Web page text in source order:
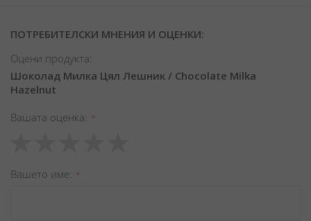
ПОТРЕБИТЕЛСКИ МНЕНИЯ И ОЦЕНКИ:
Оцени продукта:
Шоколад Милка Цял Лешник / Chocolate Milka
Hazelnut
Вашата оценка
star
stars
stars
stars
stars
Вашето име